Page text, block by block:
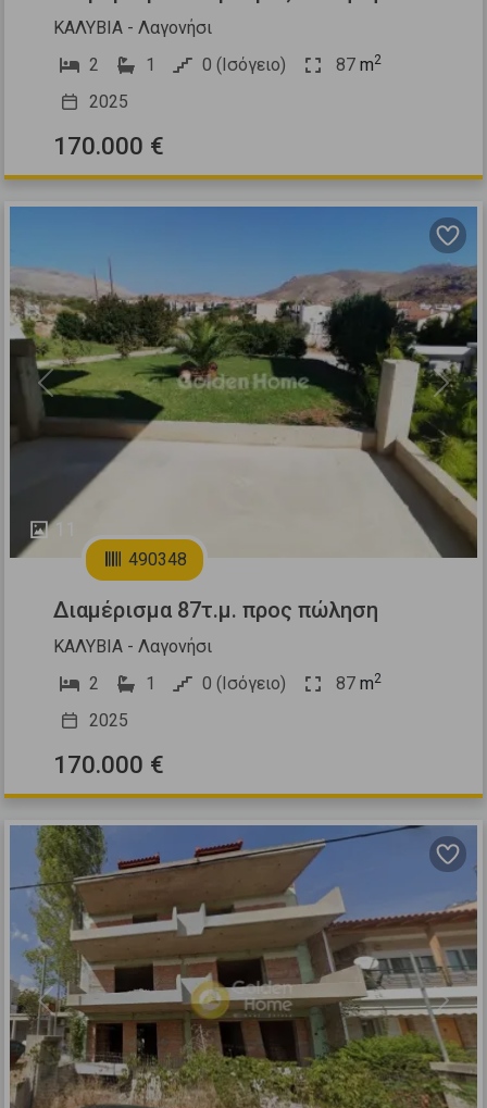
ΚΑΛΥΒΙΑ - Λαγονήσι
2
1 0 (Ισόγειο) 87 m2
2025
170.000 €
11
Previous Next
490348
Διαμέρισμα 87τ.μ. προς πώληση
ΚΑΛΥΒΙΑ - Λαγονήσι
2
1 0 (Ισόγειο) 87 m2
2025
170.000 €
Previous Next